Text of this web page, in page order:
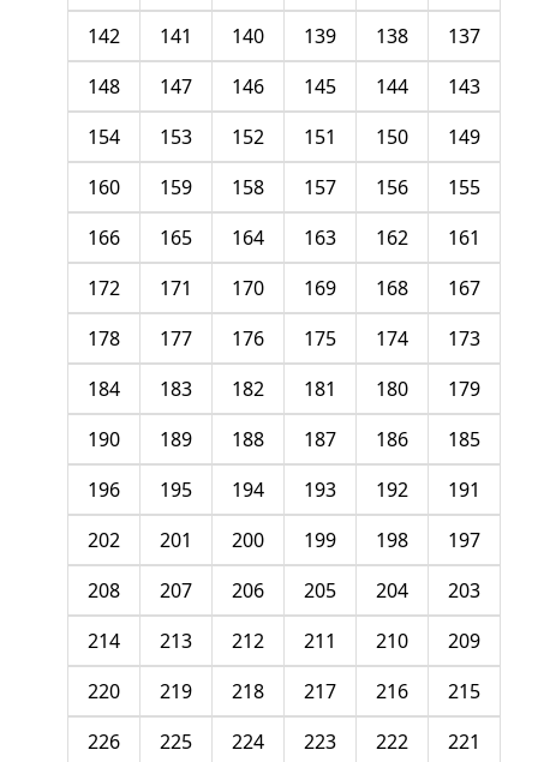
137
138
139
140
141
142
143
144
145
146
147
148
149
150
151
152
153
154
155
156
157
158
159
160
161
162
163
164
165
166
167
168
169
170
171
172
173
174
175
176
177
178
179
180
181
182
183
184
185
186
187
188
189
190
191
192
193
194
195
196
197
198
199
200
201
202
203
204
205
206
207
208
209
210
211
212
213
214
215
216
217
218
219
220
221
222
223
224
225
226